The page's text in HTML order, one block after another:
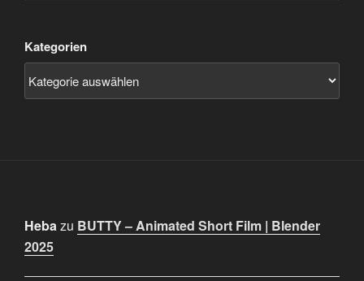
Kategorien
Hebazu BUTTY – Animated Short Film | Blender
2025